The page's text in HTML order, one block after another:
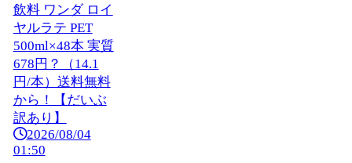
飲料 ワンダ ロイ
ヤルラテ PET
500ml×48本 実質
678円？（14.1
円/本）送料無料
から！【だいぶ
訳あり】
2026/08/04
01:50